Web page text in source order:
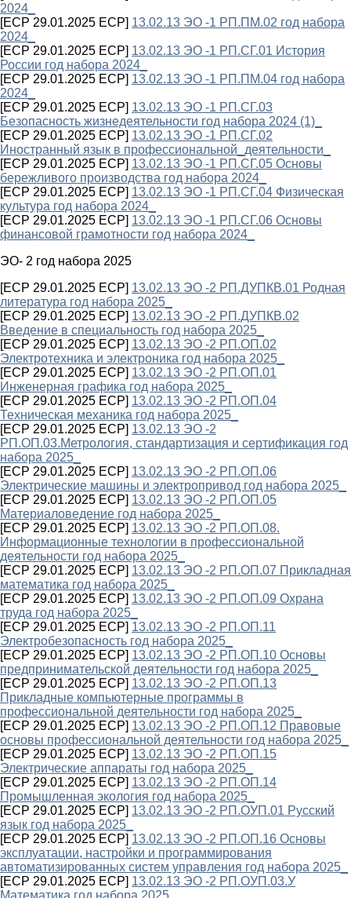
2024_
[ECP 29.01.2025 ECP] 13.02.13 ЭО -1 РП.ПМ.02 год набора
2024_
[ECP 29.01.2025 ECP] 13.02.13 ЭО -1 РП.СГ.01 История
России год набора 2024_
[ECP 29.01.2025 ECP] 13.02.13 ЭО -1 РП.ПМ.04 год набора
2024_
[ECP 29.01.2025 ECP] 13.02.13 ЭО -1 РП.СГ.03
Безопасность жизнедеятельности год набора 2024 (1)_
[ECP 29.01.2025 ECP] 13.02.13 ЭО -1 РП.СГ.02
Иностранный язык в профессиональной_деятельности_
[ECP 29.01.2025 ECP] 13.02.13 ЭО -1 РП.СГ.05 Основы
бережливого производства год набора 2024_
[ECP 29.01.2025 ECP] 13.02.13 ЭО -1 РП.СГ.04 Физическая
культура год набора 2024_
[ECP 29.01.2025 ECP] 13.02.13 ЭО -1 РП.СГ.06 Основы
финансовой грамотности год набора 2024_
ЭО- 2 год набора 2025
[ECP 29.01.2025 ECP] 13.02.13 ЭО -2 РП.ДУПКВ.01 Родная
литература год набора 2025_
[ECP 29.01.2025 ECP] 13.02.13 ЭО -2 РП.ДУПКВ.02
Введение в специальность год набора 2025_
[ECP 29.01.2025 ECP] 13.02.13 ЭО -2 РП.ОП.02
Электротехника и электроника год набора 2025_
[ECP 29.01.2025 ECP] 13.02.13 ЭО -2 РП.ОП.01
Инженерная графика год набора 2025_
[ECP 29.01.2025 ECP] 13.02.13 ЭО -2 РП.ОП.04
Техническая механика год набора 2025_
[ECP 29.01.2025 ECP] 13.02.13 ЭО -2
РП.ОП.03.Метрология, стандартизация и сертификация год
набора 2025_
[ECP 29.01.2025 ECP] 13.02.13 ЭО -2 РП.ОП.06
Электрические машины и электропривод год набора 2025_
[ECP 29.01.2025 ECP] 13.02.13 ЭО -2 РП.ОП.05
Материаловедение год набора 2025_
[ECP 29.01.2025 ECP] 13.02.13 ЭО -2 РП.ОП.08.
Информационные технологии в профессиональной
деятельности год набора 2025_
[ECP 29.01.2025 ECP] 13.02.13 ЭО -2 РП.ОП.07 Прикладная
математика год набора 2025_
[ECP 29.01.2025 ECP] 13.02.13 ЭО -2 РП.ОП.09 Охрана
труда год набора 2025_
[ECP 29.01.2025 ECP] 13.02.13 ЭО -2 РП.ОП.11
Электробезопасность год набора 2025_
[ECP 29.01.2025 ECP] 13.02.13 ЭО -2 РП.ОП.10 Основы
предпринимательской деятельности год набора 2025_
[ECP 29.01.2025 ECP] 13.02.13 ЭО -2 РП.ОП.13
Прикладные компьютерные программы в
профессиональной деятельности год набора 2025_
[ECP 29.01.2025 ECP] 13.02.13 ЭО -2 РП.ОП.12 Правовые
основы профессиональной деятельности год набора 2025_
[ECP 29.01.2025 ECP] 13.02.13 ЭО -2 РП.ОП.15
Электрические аппараты год набора 2025_
[ECP 29.01.2025 ECP] 13.02.13 ЭО -2 РП.ОП.14
Промышленная экология год набора 2025_
[ECP 29.01.2025 ECP] 13.02.13 ЭО -2 РП.ОУП.01 Русский
язык год набора 2025_
[ECP 29.01.2025 ECP] 13.02.13 ЭО -2 РП.ОП.16 Основы
эксплуатации, настройки и программирования
автоматизированных систем управления год набора 2025_
[ECP 29.01.2025 ECP] 13.02.13 ЭО -2 РП.ОУП.03.У
Математика год набора 2025_